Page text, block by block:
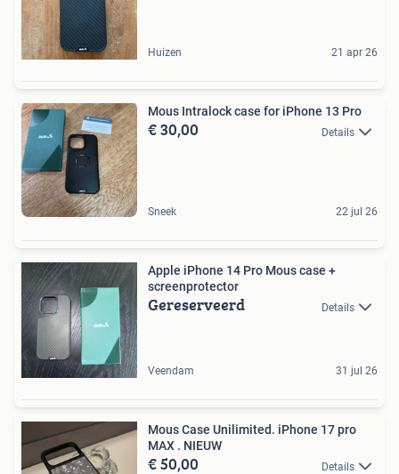
Huizen 21 apr 26
Mous Intralock case for iPhone 13 Pro
€ 30,00 Details
Sneek 22 jul 26
Apple iPhone 14 Pro Mous case +
screenprotector
Gereserveerd Details
Veendam 31 jul 26
Mous Case Unilimited. iPhone 17 pro
MAX . NIEUW
€ 50,00 Details